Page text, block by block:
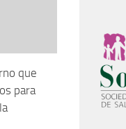
que
para